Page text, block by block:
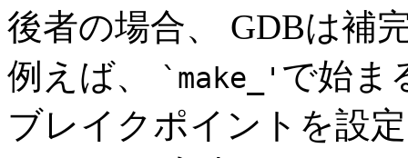
後者の場合、 GDBは補
例えば、
`make_' で始ま
ブレイクポイントを設